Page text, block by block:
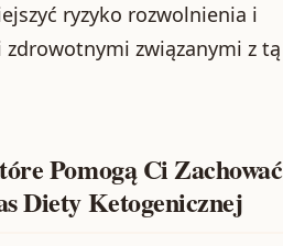
ryzyko rozwolnienia i
zdrowotnymi związanymi z tą
Pomogą Ci Zachować
Diety Ketogenicznej